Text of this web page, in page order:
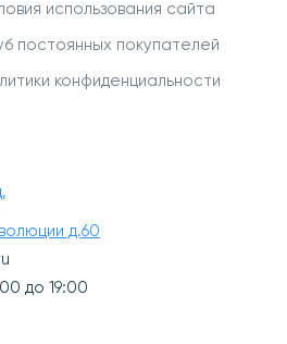
использования сайта
постоянных покупателей
конфиденциальности
д.60
до 19:00